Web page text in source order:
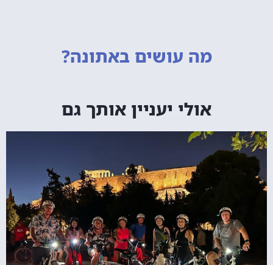
מה עושים באתונה?
אולי יעניין אותך גם